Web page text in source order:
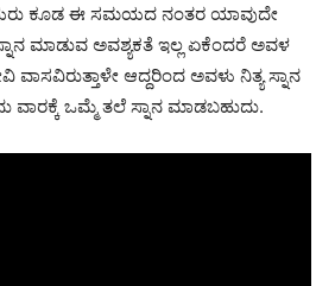
ಕೂಡ ಈ ಸಮಯದ ನಂತರ ಯಾವುದೇ
ಮಾಡುವ ಅವಶ್ಯಕತೆ ಇಲ್ಲ ಏಕೆಂದರೆ ಅವಳ
ಆದ್ದರಿಂದ ಅವಳು ನಿತ್ಯ ಸ್ನಾನ
ಒಮ್ಮೆ ತಲೆ ಸ್ನಾನ ಮಾಡಬಹುದು.